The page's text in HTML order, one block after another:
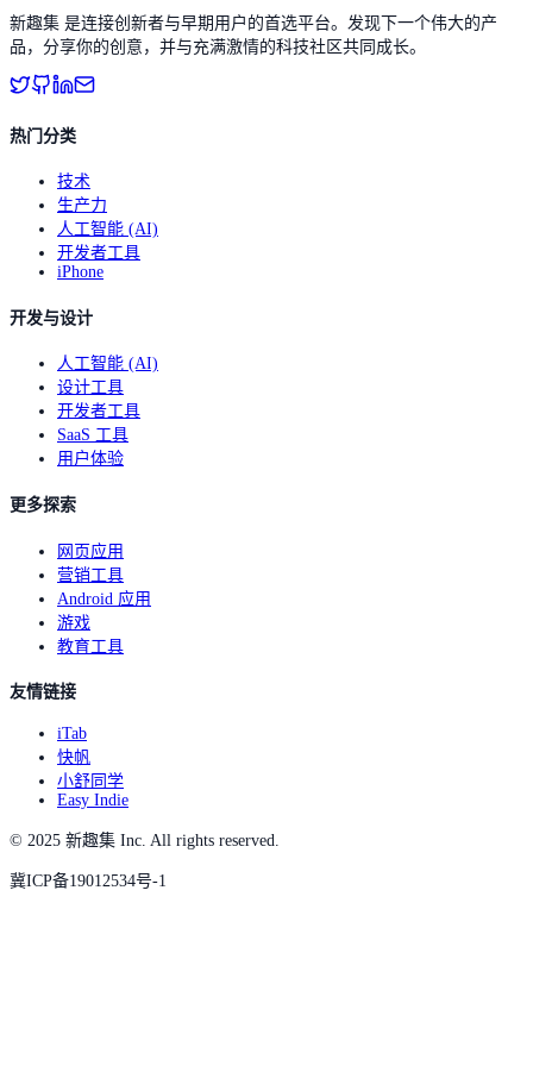
新趣集 是连接创新者与早期用户的首选平台。发现下一个伟大的产
品，分享你的创意，并与充满激情的科技社区共同成长。
热门分类
技术
生产力
人工智能 (AI)
开发者工具
iPhone
开发与设计
人工智能 (AI)
设计工具
开发者工具
SaaS 工具
用户体验
更多探索
网页应用
营销工具
Android 应用
游戏
教育工具
友情链接
iTab
快帆
小舒同学
Easy Indie
© 2025 新趣集 Inc. All rights reserved.
冀ICP备19012534号-1